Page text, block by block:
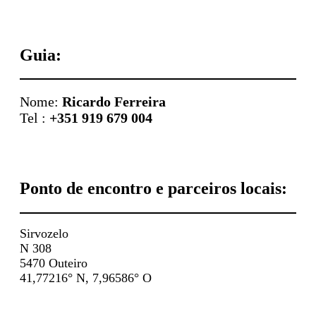
Guia:
Nome: Ricardo Ferreira
Tel : +351 919 679 004
Ponto de encontro e parceiros locais:
Sirvozelo
N 308
5470 Outeiro
41,77216° N, 7,96586° O